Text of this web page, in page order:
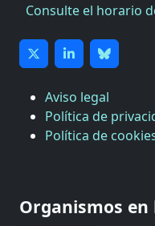
Consulte el horario
Aviso legal
Política de
Política de
Organismos
COMISIÓN ASESORA
AYUNTAMIENTO DE